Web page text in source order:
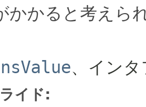
かかると考えら
、イン
イド: